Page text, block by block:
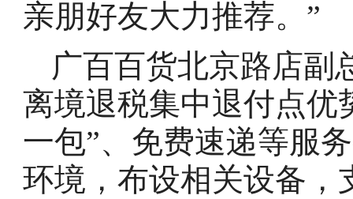
亲朋好友大力推荐。”
广百百货北京路店副
离境退税集中退付点优
一包”、免费速递等服
环境，布设相关设备，